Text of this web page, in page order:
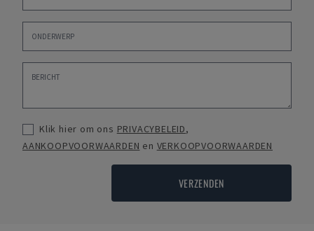
Klik hier om ons PRIVACYBELEID,
AANKOOPVOORWAARDEN en VERKOOPVOORWAARDEN
VERZENDEN